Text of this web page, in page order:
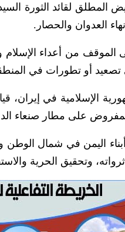
المطلق لقائد الثورة
العدوان والحصار.
الموقف من أعداء الإسلام
تصعيد أو تطورات في
الإسلامية في إيران،
على مطار صنعاء
أبناء اليمن في شمال
وتحقيق الحرية